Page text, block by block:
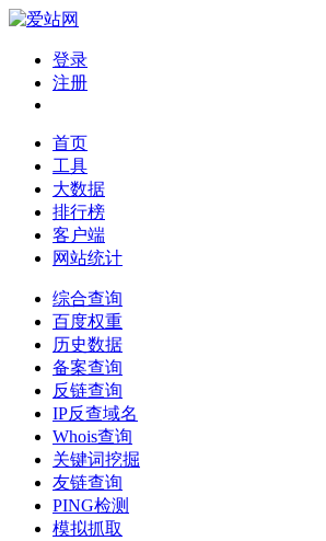
登录
注册
首页
工具
大数据
排行榜
客户端
网站统计
综合查询
百度权重
历史数据
备案查询
反链查询
IP反查域名
Whois查询
关键词挖掘
友链查询
PING检测
模拟抓取